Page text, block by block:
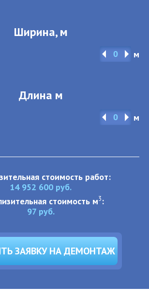
Ширина, м
м
Длина м
м
стоимость работ:
14 952 600 руб.
стоимость м3:
97руб.
ЗАЯВКУ НА ДЕМОНТАЖ